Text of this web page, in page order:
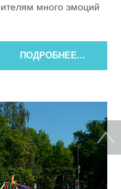
много эмоций
ПОДРОБНЕЕ...